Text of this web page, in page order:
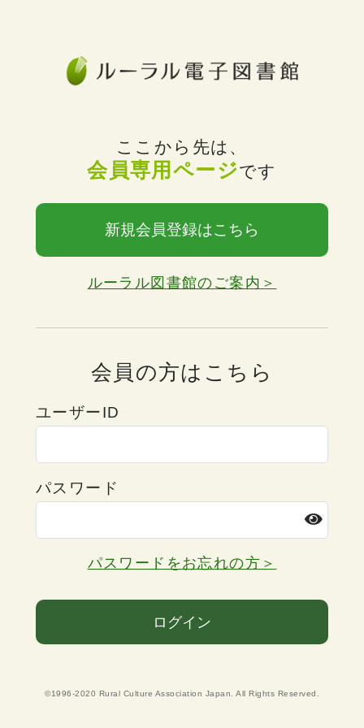
ここから先は、
会員専用ページです
新規会員登録はこちら
ルーラル図書館のご案内＞
会員の方はこちら
ユーザーID
パスワード
パスワードをお忘れの方＞
ログイン
©1996-2020 Rural Culture Association Japan. All Rights Reserved.